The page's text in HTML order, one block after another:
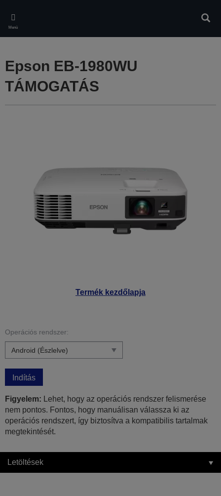
main
content
Menü
Termék kezdőlapja
Epson EB-1980WU
TÁMOGATÁS
Operációs rendszer:
Indítás
Figyelem: Lehet, hogy az operációs rendszer felismerése
nem pontos. Fontos, hogy manuálisan válassza ki az
operációs rendszert, így biztosítva a kompatibilis tartalmak
megtekintését.
Letöltések